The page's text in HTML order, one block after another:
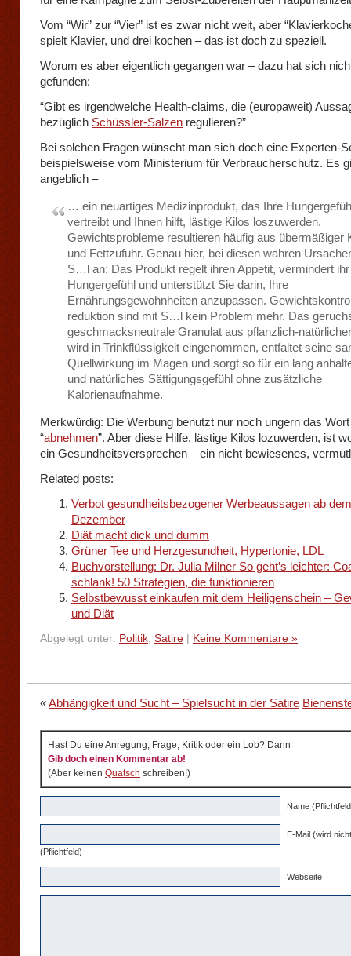
Vom “Wir” zur “Vier” ist es zwar nicht weit, aber
spielt Klavier, und drei kochen – das ist doch zu speziell.
Worum es aber eigentlich gegangen war – dazu hat sich
gefunden:
“Gibt es irgendwelche Health-claims, die (europaweit)
bezüglich Schüssler-Salzen regulieren?”
Bei solchen Fragen wünscht man sich doch eine Experten-
beispielsweise vom Ministerium für Verbraucherschutz. Es
angeblich –
… ein neuartiges Medizinprodukt, das Ihre
vertreibt und Ihnen hilft, lästige Kilos loszuwerden.
Gewichtsprobleme resultieren häufig aus übermäßiger
und Fettzufuhr. Genau hier, bei diesen wahren
S…l an: Das Produkt regelt ihren Appetit, vermindert ihr
Hungergefühl und unterstützt Sie darin, Ihre
Ernährungsgewohnheiten anzupassen.
reduktion sind mit S…l kein Problem mehr. Das
geschmacksneutrale Granulat aus pflanzlich-
wird in Trinkflüssigkeit eingenommen, entfaltet seine
Quellwirkung im Magen und sorgt so für ein lang
und natürliches Sättigungsgefühl ohne zusätzliche
Kalorienaufnahme.
Merkwürdig: Die Werbung benutzt nur noch ungern das
“abnehmen”. Aber diese Hilfe, lästige Kilos lozuwerden, ist
ein Gesundheitsversprechen – ein nicht bewiesenes,
Related posts:
Verbot gesundheitsbezogener Werbeaussagen ab
Dezember
Diät macht dick und dumm
Grüner Tee und Herzgesundheit, Hypertonie, LDL
Buchvorstellung: Dr. Julia Milner So geht’s leichter:
schlank! 50 Strategien, die funktionieren
Selbstbewusst einkaufen mit dem Heiligenschein –
und Diät
Abgelegt unter: Politik, Satire Keine Kommentare »
«Abhängigkeit und Sucht – Spielsucht in der Satire
Hast Du eine Anregung, Frage, Kritik oder ein Lob? Dann
Gib doch einen Kommentar ab!
(Aber keinen Quatsch schreiben!)
Name
E-Mail (wird
(Pflichtfeld)
Webseite